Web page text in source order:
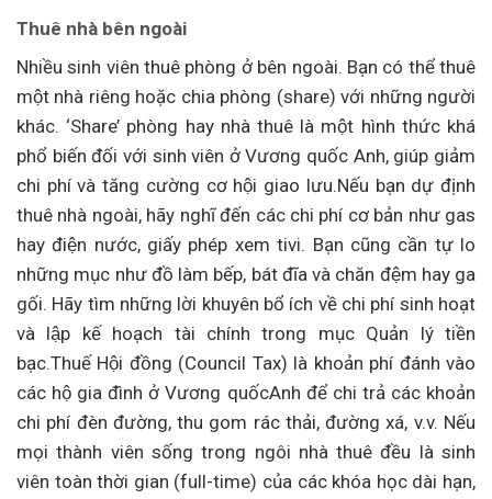
Thuê nhà bên ngoài
Nhiều sinh viên thuê phòng ở bên ngoài. Bạn có thể thuê
một nhà riêng hoặc chia phòng (share) với những người
khác. ‘Share’ phòng hay nhà thuê là một hình thức khá
phổ biến đối với sinh viên ở Vương quốc Anh, giúp giảm
chi phí và tăng cường cơ hội giao lưu.Nếu bạn dự định
thuê nhà ngoài, hãy nghĩ đến các chi phí cơ bản như gas
hay điện nước, giấy phép xem tivi. Bạn cũng cần tự lo
những mục như đồ làm bếp, bát đĩa và chăn đệm hay ga
gối. Hãy tìm những lời khuyên bổ ích về chi phí sinh hoạt
và lập kế hoạch tài chính trong mục Quản lý tiền
bạc.Thuế Hội đồng (Council Tax) là khoản phí đánh vào
các hộ gia đình ở Vương quốcAnh để chi trả các khoản
chi phí đèn đường, thu gom rác thải, đường xá, v.v. Nếu
mọi thành viên sống trong ngôi nhà thuê đều là sinh
viên toàn thời gian (full-time) của các khóa học dài hạn,